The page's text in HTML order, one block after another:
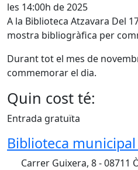
les 14:00h de 2025
A la Biblioteca Atzavara Del
mostra bibliogràfica per
Durant tot el mes de
commemorar el dia.
Quin cost té:
Entrada gratuïta
Biblioteca municipal
Carrer Guixera, 8 - 08711